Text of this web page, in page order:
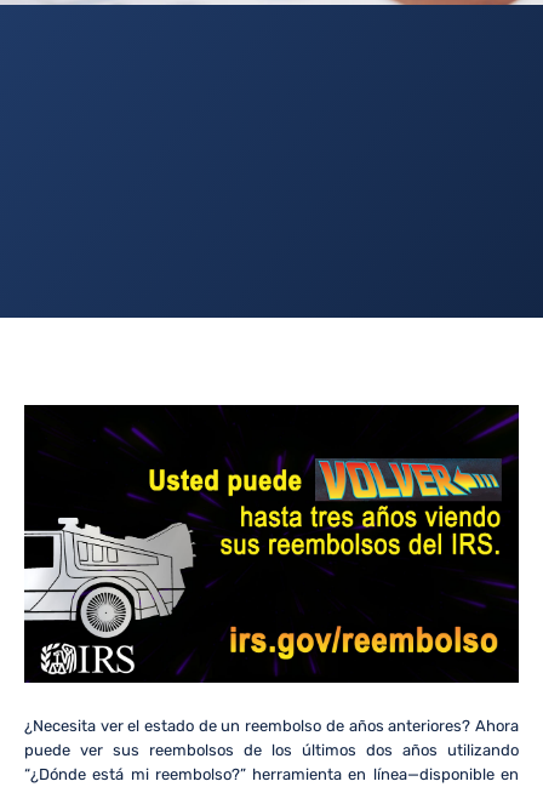
¿Necesita ver el estado de un reembolso de años anteriores? Ahora
puede ver sus reembolsos de los últimos dos años utilizando
“¿Dónde está mi reembolso?” herramienta en línea—disponible en